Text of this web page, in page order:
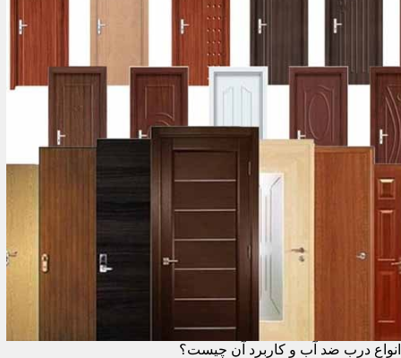
انواع درب ضد آب و کاربرد آن چیست؟